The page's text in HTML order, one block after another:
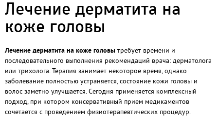
Лечение дерматита на
коже головы
Лечение дерматита на коже головы требует времени и
последовательного выполнения рекомендаций врача: дерматолога
или трихолога. Терапия занимает некоторое время, однако
заболевание полностью устраняется, состояние кожи головы и
волос заметно улучшается. Сегодня применяется комплексный
подход, при котором консервативный прием медикаментов
сочетается с проведением физиотерапевтических процедур.